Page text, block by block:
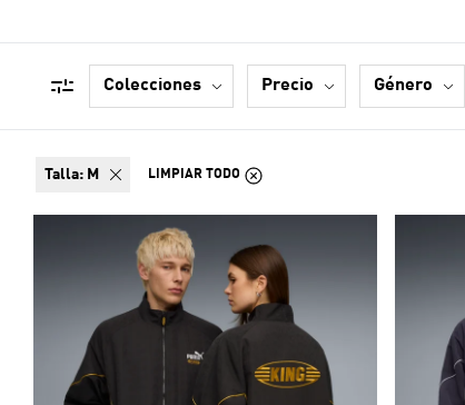
colecciones precio género
talla: M LIMPIAR TODO